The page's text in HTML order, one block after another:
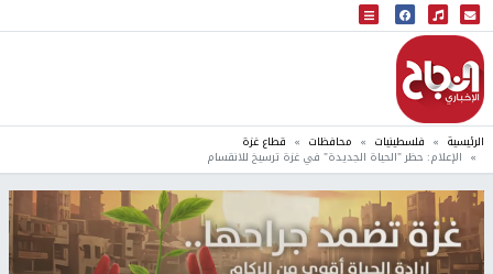
البث المباشر
إذاعة النجاح
الرئيسية فلسطينيات محافظات قطاع غزة
الإعلام: حظر "الحياة الجديدة" في غزة ترسيخ للانقسام